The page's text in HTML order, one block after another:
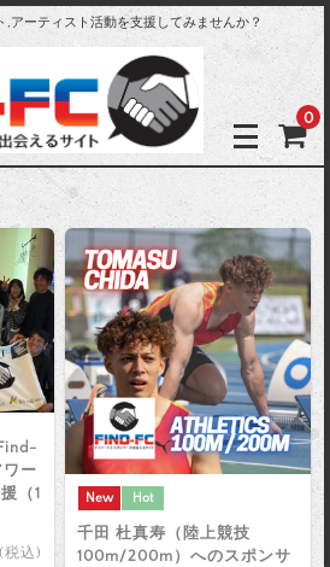
アーティスト活動を支援してみませんか？
0
ワー
（1
(税込)
New Hot
千田 杜真寿（陸上競技
100m/200m）へのスポンサ